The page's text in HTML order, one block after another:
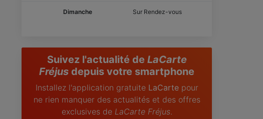
Dimanche Sur Rendez-vous
Suivez l'actualité de LaCarte
Fréjus depuis votre smartphone
Installez l'application gratuite LaCartepour
ne rien manquer des actualités et des offres
exclusives de LaCarte Fréjus.